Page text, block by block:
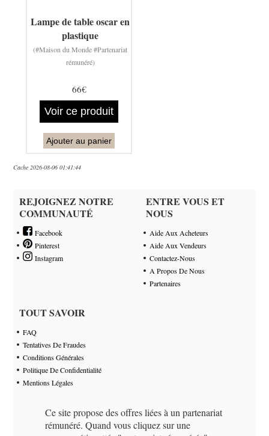
Lampe de table oscar en
plastique
(#Maison du Monde #Partenariat
rémunéré)
66€
Voir ce produit
Ajouter au panier
Cache 2026-08-06 01:41:44
REJOIGNEZ NOTRE
COMMUNAUTÉ
Facebook
Pinterest
Instagram
ENTRE VOUS ET
NOUS
Aide Aux Acheteurs
Aide Aux Vendeurs
Contactez-Nous
A Propos De Nous
Partenaires
TOUT SAVOIR
FAQ
Tentatives De Fraudes
Conditions Générales
Politique De Confidentialité
Mentions Légales
Ce site propose des offres liées à un partenariat
rémunéré. Quand vous cliquez sur une